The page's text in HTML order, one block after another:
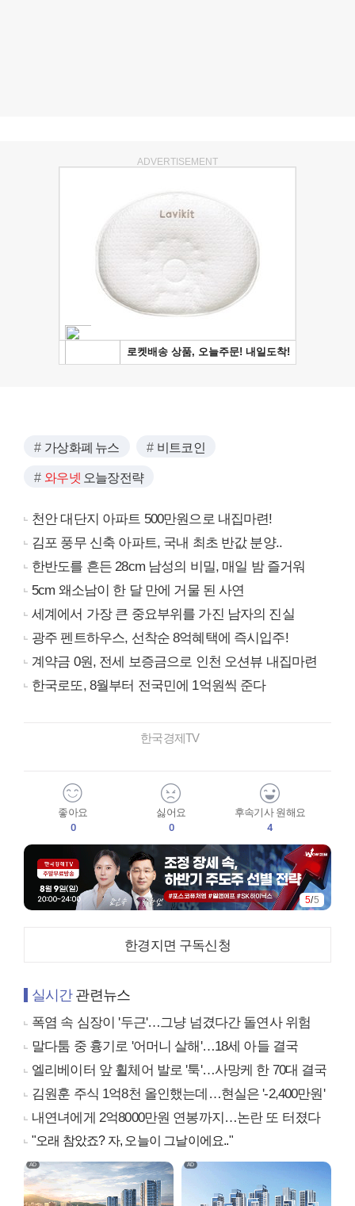
ADVERTISEMENT
가상화폐 뉴스 비트코인
와우넷 오늘장전략
천안 대단지 아파트 500만원으로 내집마련!
김포 풍무 신축 아파트, 국내 최초 반값 분양..
한반도를 흔든 28cm 남성의 비밀, 매일 밤 즐거워
5cm 왜소남이 한 달 만에 거물 된 사연
세계에서 가장 큰 중요부위를 가진 남자의 진실
광주 펜트하우스, 선착순 8억혜택에 즉시입주!
계약금 0원, 전세 보증금으로 인천 오션뷰 내집마련
한국로또, 8월부터 전국민에 1억원씩 준다
한국경제TV
좋아요
0
싫어요
0
후속기사 원해요
4
5/5
한경지면 구독신청
실시간관련뉴스
폭염 속 심장이 '두근'…그냥 넘겼다간 돌연사 위험
말다툼 중 흉기로 '어머니 살해'…18세 아들 결국
엘리베이터 앞 휠체어 발로 '툭'…사망케 한 70대 결국
김원훈 주식 1억8천 올인했는데…현실은 '-2,400만원'
내연녀에게 2억8000만원 연봉까지…논란 또 터졌다
"오래 참았죠? 자, 오늘이 그날이에요.."